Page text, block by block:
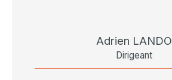
Adrien LANDO
Dirigeant